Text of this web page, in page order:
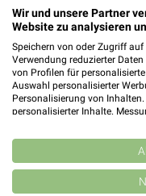
toom
Fabrikweg 7
96450
Heute
305,42 km
RHG
Wir und unsere Partner
Website zu analysieren
Speichern von oder Zugriff
Verwendung reduzierter
von Profilen für
Auswahl personalisierter
Personalisierung von
personalisierter Inhalte.
Kombinationen von Daten
Verbesserung der Angebote.
von Inhalten.
Daten können außerhalb der
USA gesendet werden.